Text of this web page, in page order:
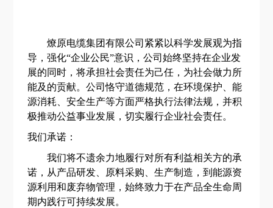
燎原电缆集团有限公司紧紧以科学发展观为指
导，强化“企业公民”意识，公司始终坚持在企业发
展的同时，将承担社会责任为己任，为社会做力所
能及的贡献。公司恪守道德规范，在环境保护、能
源消耗、安全生产等方面严格执行法律法规，并积
极推动公益事业发展，切实履行企业社会责任。
我们承诺：
我们将不遗余力地履行对所有利益相关方的承
诺，从产品研发、原料采购、生产制造，到能源资
源利用和废弃物管理，始终致力于在产品全生命周
期内践行可持续发展。